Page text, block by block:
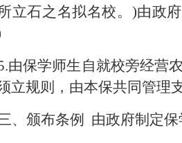
立石之名拟名校。)由政
由保学师生自就校旁经营
立规则，由本保共同管理支
、颁布条例 由政府制定保